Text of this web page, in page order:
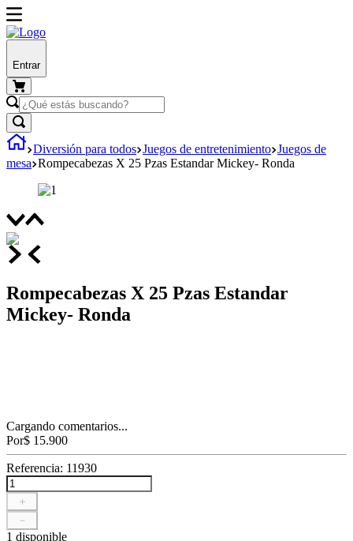
Entrar
Diversión para todos Juegos de entretenimiento Juegos de
mesa Rompecabezas X 25 Pzas Estandar Mickey- Ronda
Rompecabezas X 25 Pzas Estandar
Mickey- Ronda
Cargando comentarios...
Por$ 15.900
Referencia: 11930
＋
－
1 disponible